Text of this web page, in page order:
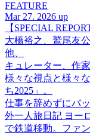
FEATURE
Mar 27. 2026 up
【SPECIAL
大橋裕之、鷲尾友
他、
キュレーター、作
様々な視点と様々
ち2025」。
仕事を辞めずにバ
外一人旅日記 ヨー
で鉄道移動。ファ